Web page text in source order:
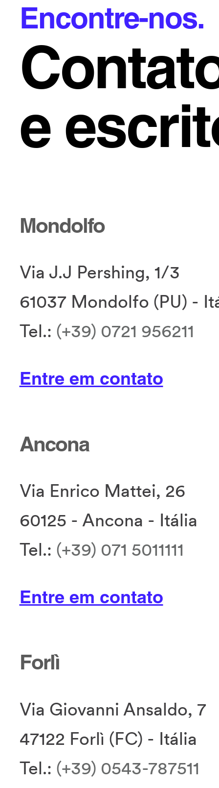
Encontre-nos.
e
Mondolfo
Via J.J Pershing, 1/3
61037 Mondolfo (PU) -
Tel.: (+39) 0721 956211
Entre em contato
Ancona
Via Enrico Mattei, 26
60125 - Ancona - Itália
Tel.: (+39) 071 5011111
Entre em contato
Forlì
Via Giovanni Ansaldo, 7
47122 Forlì (FC) - Itália
Tel.: (+39) 0543-787511